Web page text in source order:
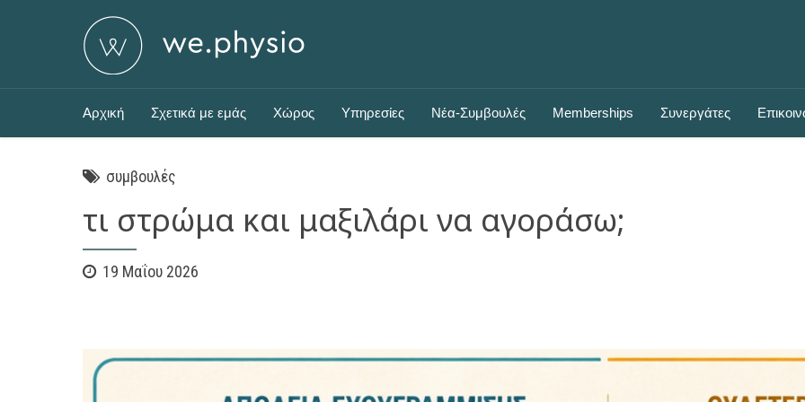
Αρχική Σχετικά με εμάς Χώρος Υπηρεσίες Νέα-Συμβουλές Μemberships Συνεργάτες
συμβουλές
τι στρώμα και μαξιλάρι να αγοράσω;
19 Μαΐου 2026